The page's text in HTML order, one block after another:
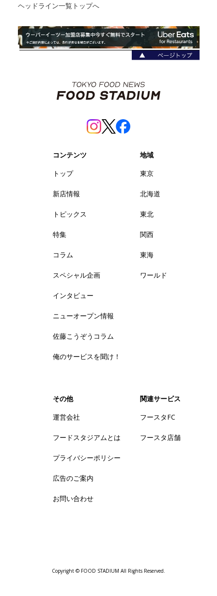
ヘッドライン一覧トップへ
コンテンツ
トップ
新店情報
トピックス
特集
コラム
スペシャル企画
インタビュー
ニューオープン情報
佐藤こうぞうコラム
俺のサービスを聞け！
地域
東京
北海道
東北
関西
東海
ワールド
その他
運営会社
フードスタジアムとは
プライバシーポリシー
広告のご案内
お問い合わせ
関連サービス
フースタFC
フースタ店舗
Copyright © FOOD STADIUM All Rights Reserved.